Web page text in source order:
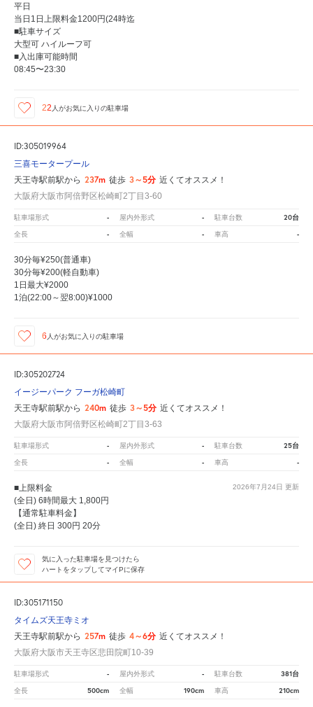
平日
当日1日上限料金1200円(24時迄
■駐車サイズ
大型可 ハイルーフ可
■入出庫可能時間
08:45〜23:30
22 人がお気に入りの駐車場
ID:305019964
三喜モータープール
天王寺駅前駅から 237m 徒歩 3～5分 近くてオススメ！
大阪府大阪市阿倍野区松崎町2丁目3-60
駐車場形式 - 屋内外形式 - 駐車台数 20台
全長 - 全幅 - 車高 -
30分毎¥250(普通車)
30分毎¥200(軽自動車)
1日最大¥2000
1泊(22:00～翌8:00)¥1000
6 人がお気に入りの駐車場
ID:305202724
イージーパーク フーガ松崎町
天王寺駅前駅から 240m 徒歩 3～5分 近くてオススメ！
大阪府大阪市阿倍野区松崎町2丁目3-63
駐車場形式 - 屋内外形式 - 駐車台数 25台
全長 - 全幅 - 車高 -
2026年7月24日 更新
■上限料金
(全日) 6時間最大 1,800円
【通常駐車料金】
(全日) 終日 300円 20分
気に入った駐車場を見つけたら
ハートをタップしてマイPに保存
ID:305171150
タイムズ天王寺ミオ
天王寺駅前駅から 257m 徒歩 4～6分 近くてオススメ！
大阪府大阪市天王寺区悲田院町10-39
駐車場形式 - 屋内外形式 - 駐車台数 381台
全長 500cm 全幅 190cm 車高 210cm